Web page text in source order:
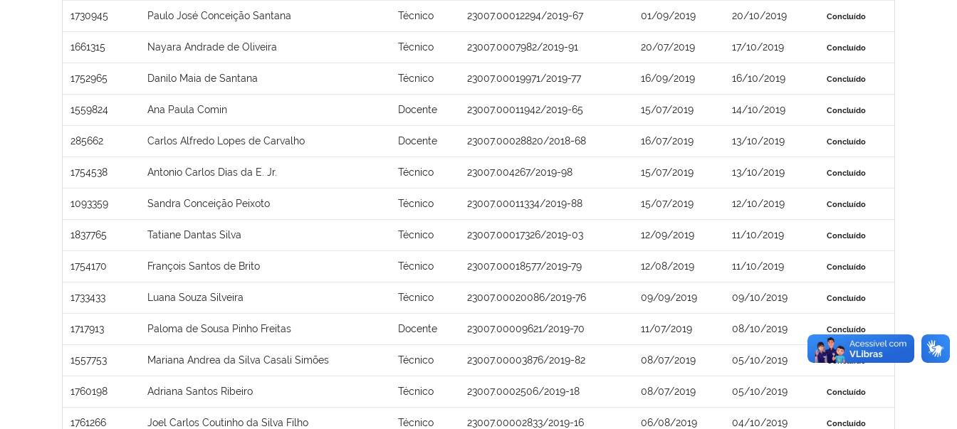
1730945 Paulo José Conceição Santana Técnico 23007.00012294/2019-67 01/09/2019 20/10/2019 Concluído
1661315 Nayara Andrade de Oliveira Técnico 23007.0007982/2019-91 20/07/2019 17/10/2019 Concluído
1752965 Danilo Maia de Santana Técnico 23007.00019971/2019-77 16/09/2019 16/10/2019 Concluído
1559824 Ana Paula Comin Docente 23007.00011942/2019-65 15/07/2019 14/10/2019 Concluído
285662 Carlos Alfredo Lopes de Carvalho Docente 23007.00028820/2018-68 16/07/2019 13/10/2019 Concluído
1754538 Antonio Carlos Dias da E. Jr. Técnico 23007.004267/2019-98 15/07/2019 13/10/2019 Concluído
1093359 Sandra Conceição Peixoto Técnico 23007.00011334/2019-88 15/07/2019 12/10/2019 Concluído
1837765 Tatiane Dantas Silva Técnico 23007.00017326/2019-03 12/09/2019 11/10/2019 Concluído
1754170 François Santos de Brito Técnico 23007.00018577/2019-79 12/08/2019 11/10/2019 Concluído
1733433 Luana Souza Silveira Técnico 23007.00020086/2019-76 09/09/2019 09/10/2019 Concluído
1717913 Paloma de Sousa Pinho Freitas Docente 23007.00009621/2019-70 11/07/2019 08/10/2019 Concluído
1557753 Mariana Andrea da Silva Casali Simões Técnico 23007.00003876/2019-82 08/07/2019 05/10/2019 Concluído
1760198 Adriana Santos Ribeiro Técnico 23007.0002506/2019-18 08/07/2019 05/10/2019 Concluído
1761266 Joel Carlos Coutinho da Silva Filho Técnico 23007.00002833/2019-16 06/08/2019 04/10/2019 Concluído